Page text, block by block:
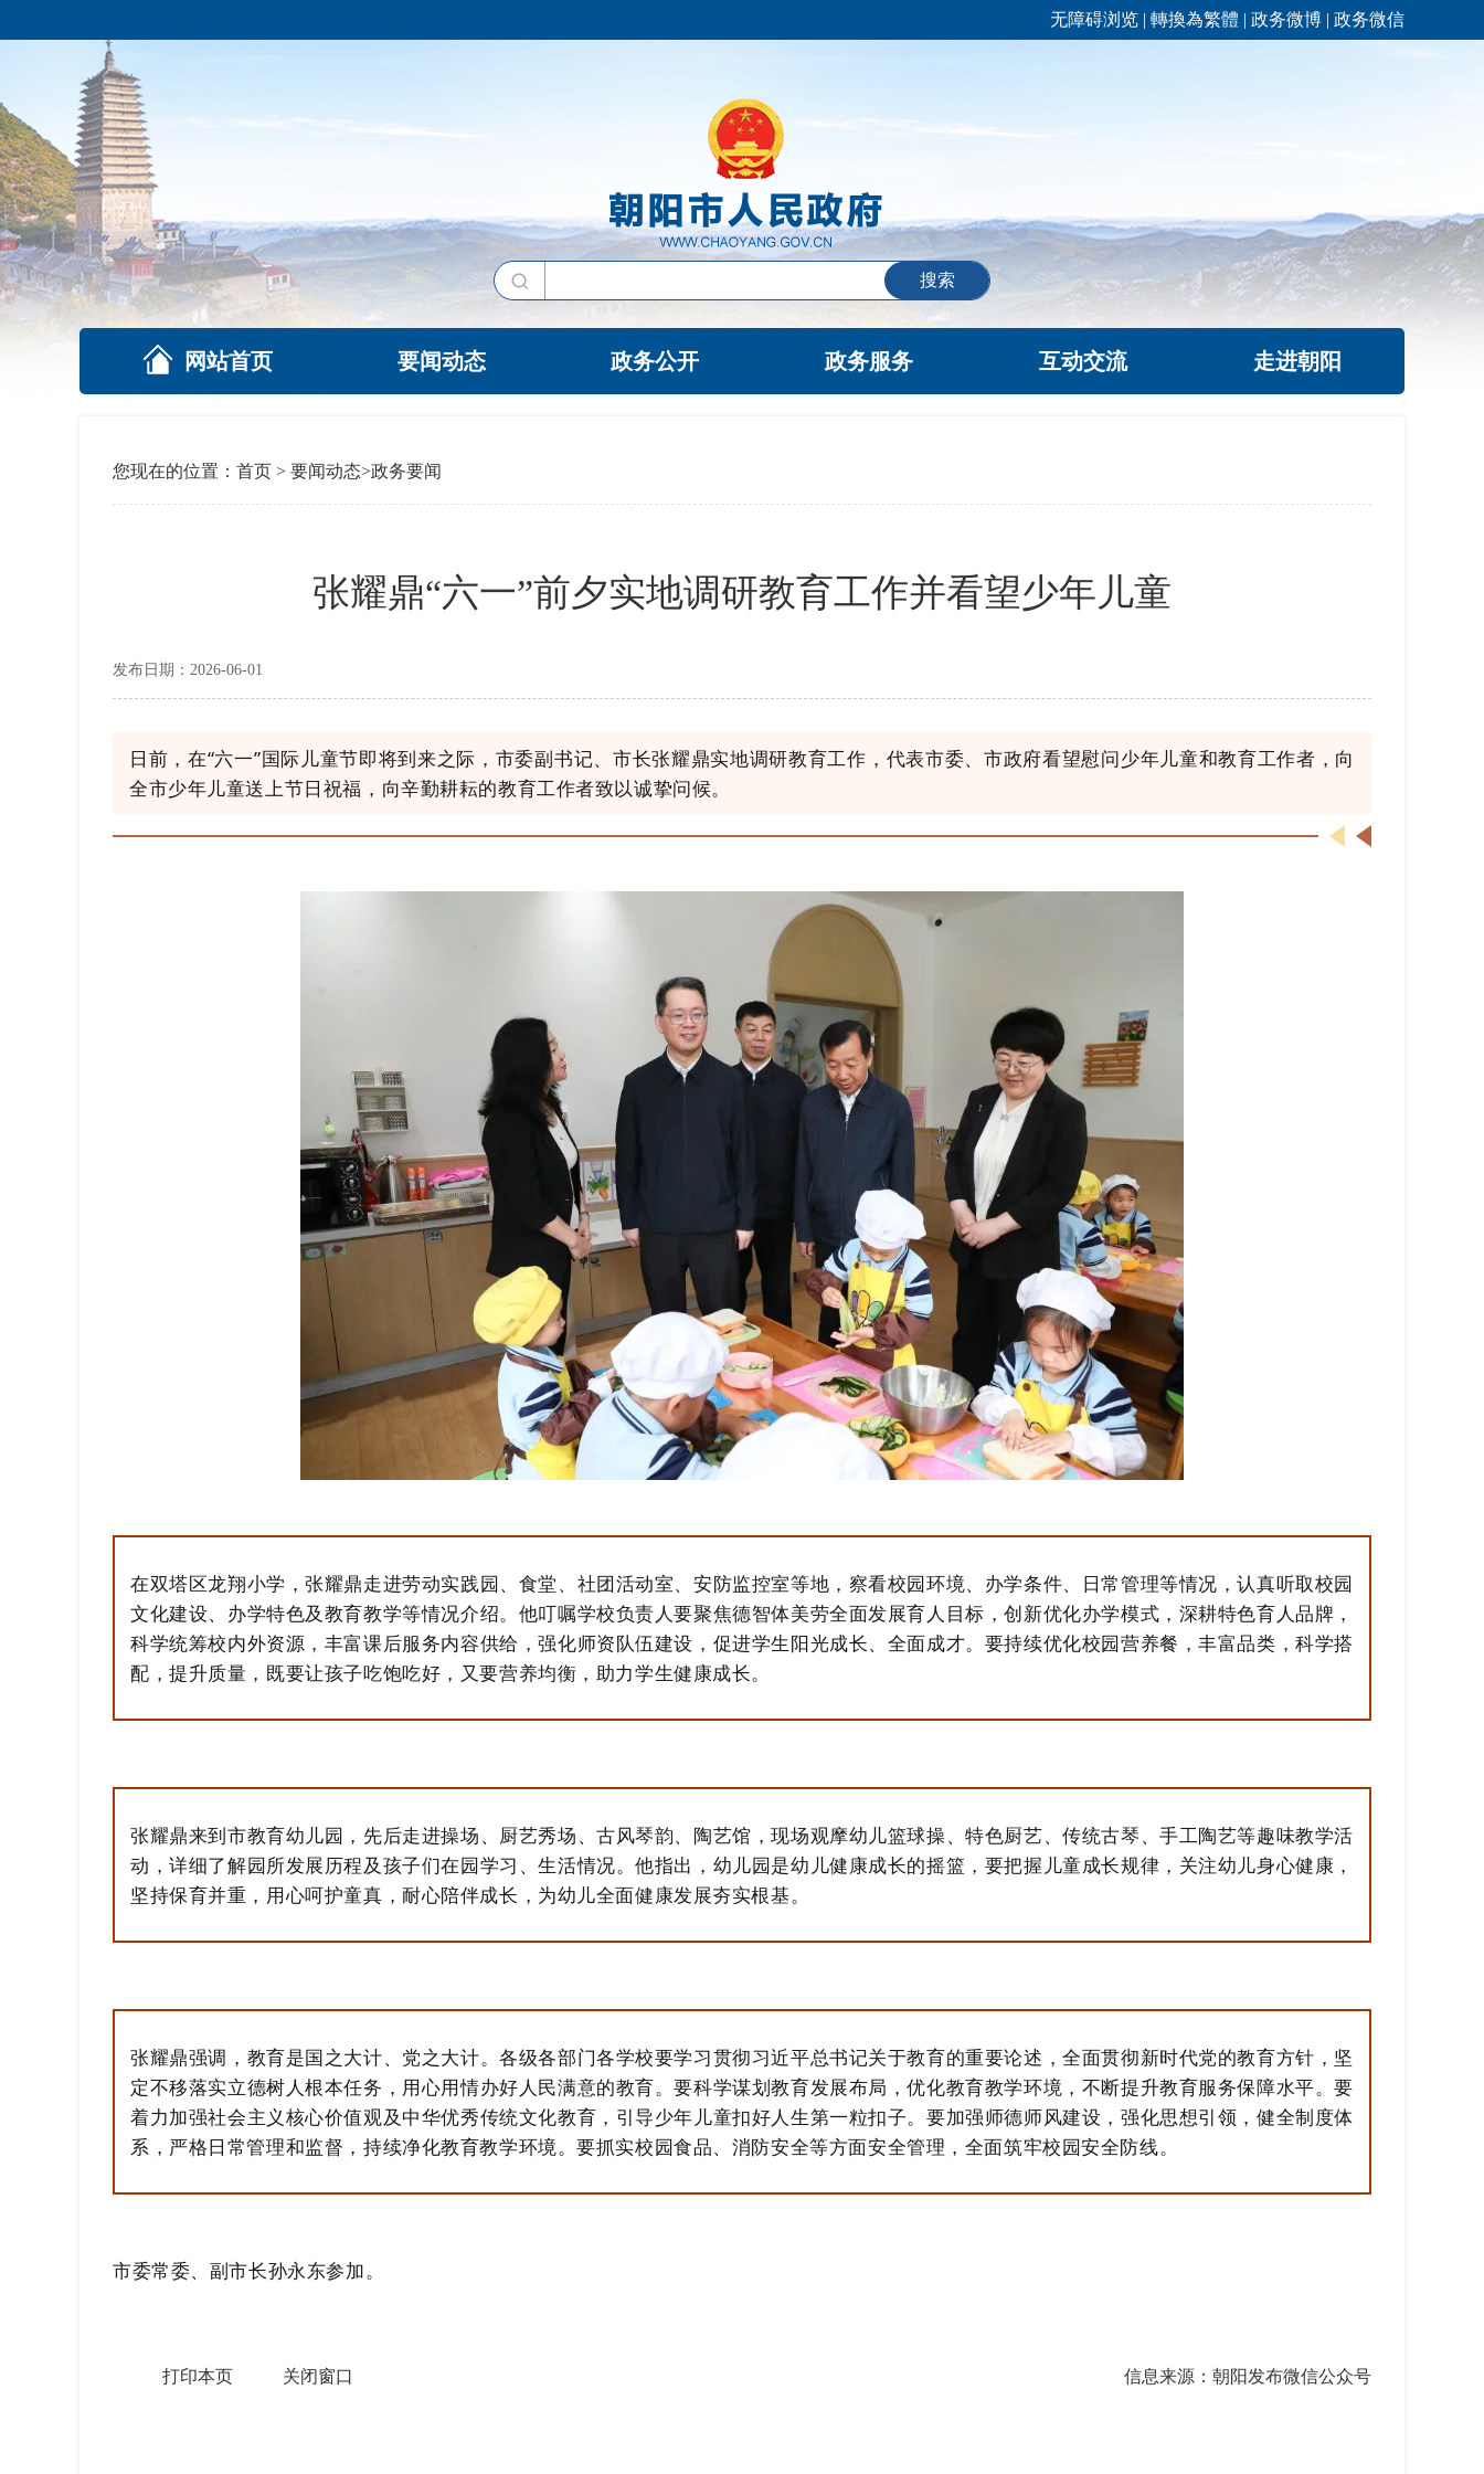
无障碍浏览 | 轉換為繁體 | 政务微博 | 政务微信
搜索
网站首页 要闻动态 政务公开 政务服务 互动交流 走进朝阳
您现在的位置： 首页 > 要闻动态>政务要闻
张耀鼎“六一”前夕实地调研教育工作并看望少年儿童
发布日期：2026-06-01
日前，在“六一”国际儿童节即将到来之际，市委副书记、市长张耀鼎实地调研教育工作，代表市委、市政府看望慰问少年儿童和教育工作者，向
全市少年儿童送上节日祝福，向辛勤耕耘的教育工作者致以诚挚问候。
在双塔区龙翔小学，张耀鼎走进劳动实践园、食堂、社团活动室、安防监控室等地，察看校园环境、办学条件、日常管理等情况，认真听取校园
文化建设、办学特色及教育教学等情况介绍。他叮嘱学校负责人要聚焦德智体美劳全面发展育人目标，创新优化办学模式，深耕特色育人品牌，
科学统筹校内外资源，丰富课后服务内容供给，强化师资队伍建设，促进学生阳光成长、全面成才。要持续优化校园营养餐，丰富品类，科学搭
配，提升质量，既要让孩子吃饱吃好，又要营养均衡，助力学生健康成长。
张耀鼎来到市教育幼儿园，先后走进操场、厨艺秀场、古风琴韵、陶艺馆，现场观摩幼儿篮球操、特色厨艺、传统古琴、手工陶艺等趣味教学活
动，详细了解园所发展历程及孩子们在园学习、生活情况。他指出，幼儿园是幼儿健康成长的摇篮，要把握儿童成长规律，关注幼儿身心健康，
坚持保育并重，用心呵护童真，耐心陪伴成长，为幼儿全面健康发展夯实根基。
张耀鼎强调，教育是国之大计、党之大计。各级各部门各学校要学习贯彻习近平总书记关于教育的重要论述，全面贯彻新时代党的教育方针，坚
定不移落实立德树人根本任务，用心用情办好人民满意的教育。要科学谋划教育发展布局，优化教育教学环境，不断提升教育服务保障水平。要
着力加强社会主义核心价值观及中华优秀传统文化教育，引导少年儿童扣好人生第一粒扣子。要加强师德师风建设，强化思想引领，健全制度体
系，严格日常管理和监督，持续净化教育教学环境。要抓实校园食品、消防安全等方面安全管理，全面筑牢校园安全防线。
市委常委、副市长孙永东参加。
打印本页 关闭窗口 信息来源：朝阳发布微信公众号